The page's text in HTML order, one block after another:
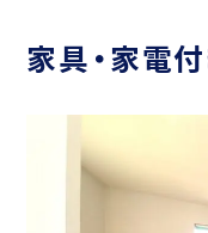
家具・家電